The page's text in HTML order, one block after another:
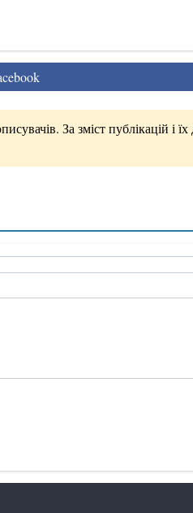
За зміст публікацій і їх